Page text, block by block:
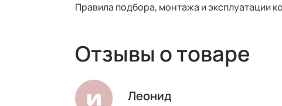
Правила подбора, монтажа и эксплуатации
Отзывы о товаре
Леонид